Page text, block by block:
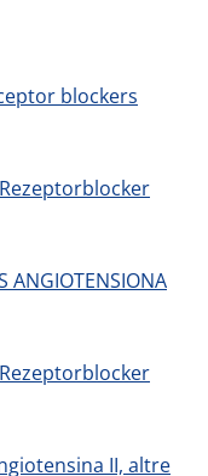
blockers
ANGIOTENSIONA
II, altre